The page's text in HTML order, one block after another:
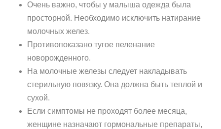
Очень важно, чтобы у малыша одежда была
просторной. Необходимо исключить натирание
молочных желез.
Противопоказано тугое пеленание
новорожденного.
На молочные железы следует накладывать
стерильную повязку. Она должна быть теплой и
сухой.
Если симптомы не проходят более месяца,
женщине назначают гормональные препараты,